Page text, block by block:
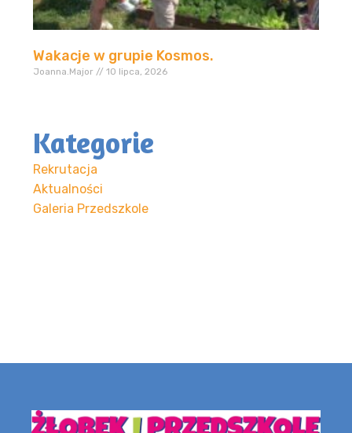
Wakacje w grupie Kosmos.
Joanna.Major 10 lipca, 2026
Kategorie
Rekrutacja
Aktualności
Galeria Przedszkole